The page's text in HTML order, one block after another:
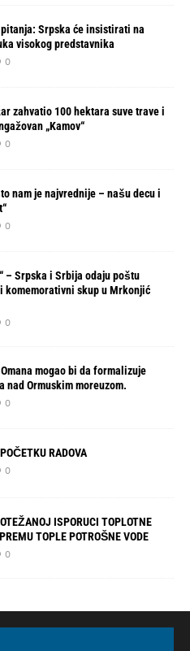
pitanja: Srpska će insistirati na
visokog predstavnika
0
zahvatio 100 hektara suve trave i
„Kamov“
0
nam je najvrednije – našu decu i
0
– Srpska i Srbija odaju poštu
komemorativni skup u Mrkonjić
0
mogao bi da formalizuje
nad Ormuskim moreuzom.
0
RADOVA
0
ISPORUCI TOPLOTNE
TOPLE POTROŠNE VODE
0